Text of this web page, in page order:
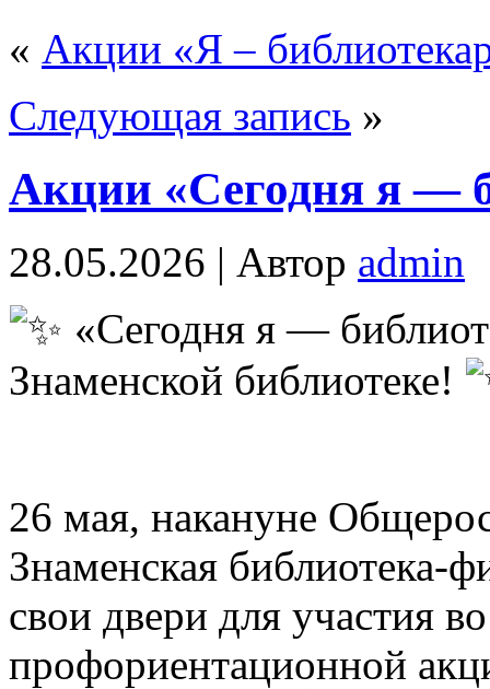
« Акции «Я –
Следующая запись »
Акции «Сегодня я —
28.05.2026 | Автор admin
«Сегодня я —
Знаменской библиотеке!
26 мая, накануне
Знаменская библиотека-
свои двери для участия
профориентационной